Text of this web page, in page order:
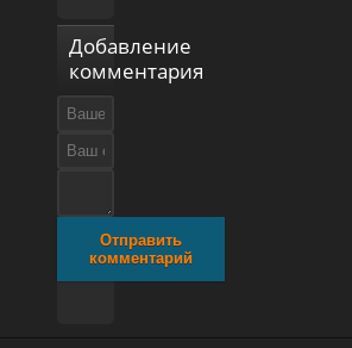
Добавление
комментария
Отправить
комментарий